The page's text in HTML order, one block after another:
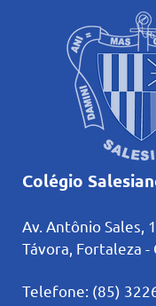
Colégio
Av. Antônio Sales,
Távora, Fortaleza -
Telefone: (85)